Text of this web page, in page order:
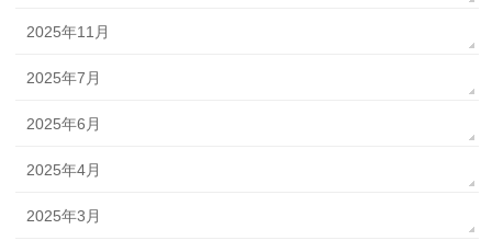
2025年11月
2025年7月
2025年6月
2025年4月
2025年3月